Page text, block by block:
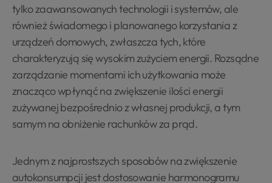
tylko zaawansowanych technologii i systemów, ale
również świadomego i planowanego korzystania z
urządzeń domowych, zwłaszcza tych, które
charakteryzują się wysokim zużyciem energii. Rozsądne
zarządzanie momentami ich użytkowania może
znacząco wpłynąć na zwiększenie ilości energii
zużywanej bezpośrednio z własnej produkcji, a tym
samym na obniżenie rachunków za prąd.
Jednym z najprostszych sposobów na zwiększenie
autokonsumpcji jest dostosowanie harmonogramu